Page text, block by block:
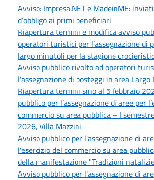
Avviso: Impresa.NET e MadeinME:
d’obbligo ai primi beneficiari
Riapertura termini e modifica avviso
operatori turistici per l’assegnazione di
largo minutoli per la stagione
Avviso pubblico rivolto ad operatori
l'assegnazione di posteggi in area
Riapertura termini sino al 5 febbraio
pubblico per l’assegnazione di aree per
commercio su area pubblica – I
2026, Villa Mazzini
Avviso pubblico per l'assegnazione di
l'esercizio del commercio su area
della manifestazione "Tradizioni
Avviso pubblico per l'assegnazione di